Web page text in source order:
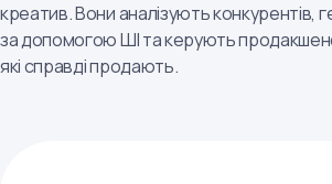
креатив. Вони аналізують конкурентів,
за допомогою ШІ та керують
які справді продають.